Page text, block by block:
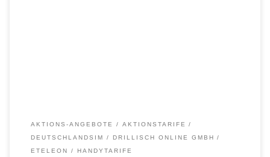
AKTIONS-ANGEBOTE
AKTIONSTARIFE
DEUTSCHLANDSIM
DRILLISCH ONLINE GMBH
ETELEON
HANDYTARIFE